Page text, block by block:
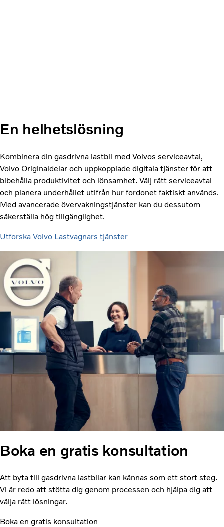
En helhetslösning
Kombinera din gasdrivna lastbil med Volvos serviceavtal,
Volvo Originaldelar och uppkopplade digitala tjänster för att
bibehålla produktivitet och lönsamhet. Välj rätt serviceavtal
och planera underhållet utifrån hur fordonet faktiskt används.
Med avancerade övervakningstjänster kan du dessutom
säkerställa hög tillgänglighet.
Utforska Volvo Lastvagnars tjänster
Boka en gratis konsultation
Att byta till gasdrivna lastbilar kan kännas som ett stort steg.
Vi är redo att stötta dig genom processen och hjälpa dig att
välja rätt lösningar.
Boka en gratis konsultation